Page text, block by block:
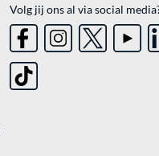
Volg jij ons al via social